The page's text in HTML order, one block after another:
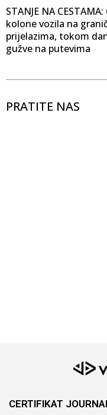
STANJE NA
kolone vozila na
prijelazima, tokom
gužve na putevima
PRATITE NAS
CERTIFIKAT